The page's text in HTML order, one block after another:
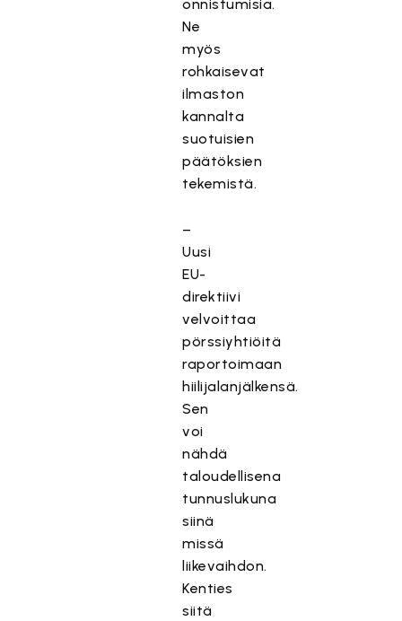
onnistumisia.
Ne
myös
rohkaisevat
ilmaston
kannalta
suotuisien
päätöksien
tekemistä.
–
Uusi
EU-
direktiivi
velvoittaa
pörssiyhtiöitä
raportoimaan
hiilijalanjälkensä.
Sen
voi
nähdä
taloudellisena
tunnuslukuna
siinä
missä
liikevaihdon.
Kenties
siitä